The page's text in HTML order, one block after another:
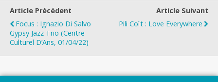
Article Précédent
Focus : Ignazio Di Salvo
Gypsy Jazz Trio (Centre
Culturel D’Ans, 01/04/22)
Article Suivant
Pili Coït : Love Everywhere